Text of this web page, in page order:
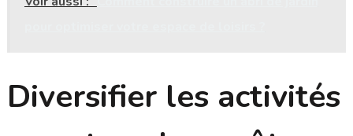
Diversifier les activités